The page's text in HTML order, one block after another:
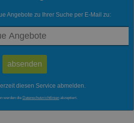
Angebote zu Ihrer Suche per E-Mail zu:
diesen Service abmelden.
werden die Datenschutzrichtlinien akzeptiert.